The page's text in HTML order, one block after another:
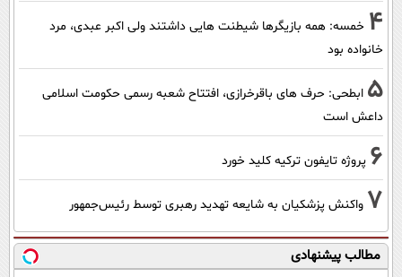
4 خمسه: همه بازیگرها شیطنت هایی داشتند ولی اکبر عبدی، مرد
خانواده بود
5 ابطحی: حرف های باقرخرازی، افتتاح شعبه رسمی حکومت اسلامی
داعش است
6 پروژه تایفون ترکیه کلید خورد
7 واکنش پزشکیان به شایعه تهدید رهبری توسط رئیس‌جمهور
مطالب پیشنهادی